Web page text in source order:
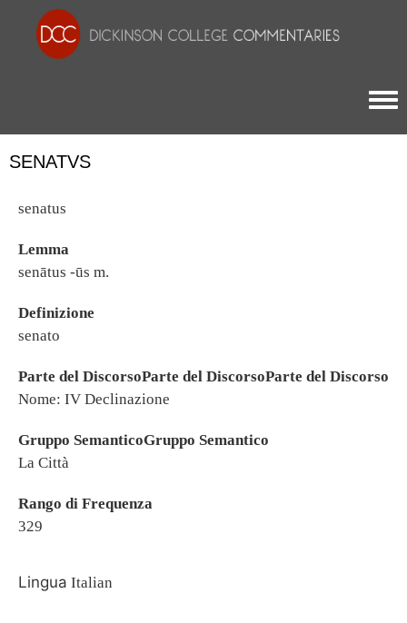
SENATVS
senatus
Lemma
senātus -ūs m.
Definizione
senato
Parte del DiscorsoParte del DiscorsoParte del Discorso
Nome: IV Declinazione
Gruppo SemanticoGruppo Semantico
La Città
Rango di Frequenza
329
Lingua Italian